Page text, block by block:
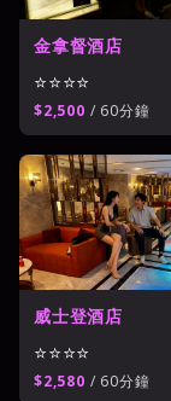
金拿督酒店
⭐⭐⭐⭐
$2,500 / 60分鐘
威士登酒店
⭐⭐⭐⭐
$2,580 / 60分鐘